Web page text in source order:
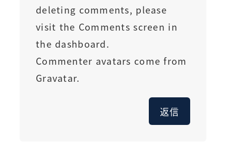
deleting comments, please
visit the Comments screen in
the dashboard.
Commenter avatars come from
Gravatar.
返信